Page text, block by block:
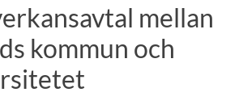
Kursplaner VälkomstbrevPersonal
mellan
kommun och